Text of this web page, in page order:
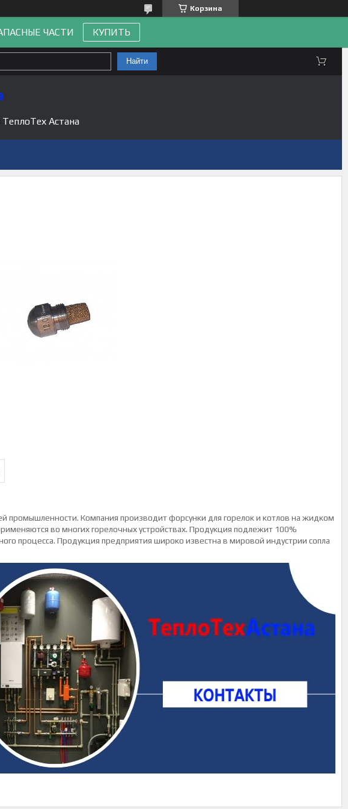
Корзина
ЧАСТИ КУПИТЬ
Найти
Астана
промышленности. Компания производит форсунки для горелок и котлов на жидком
во многих горелочных устройствах. Продукция подлежит 100%
процесса. Продукция предприятия широко известна в мировой индустрии сопла